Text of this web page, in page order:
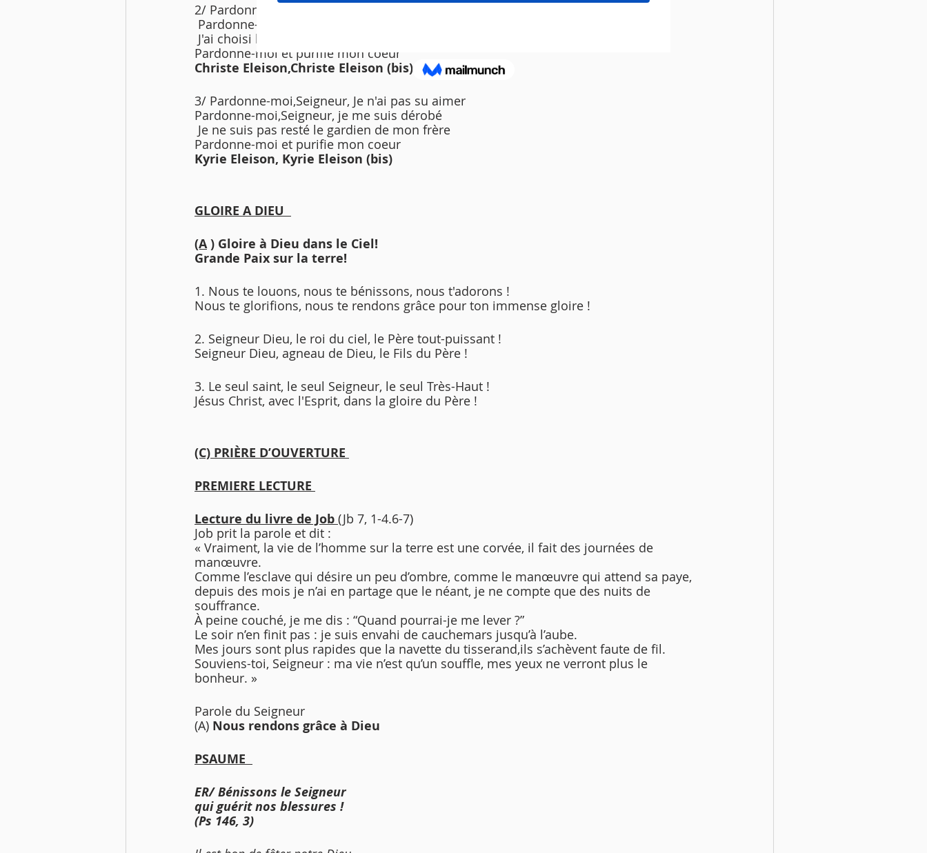
2/ Pardonne-moi,Seigneur, J'ai suivi d'autres dieu
Pardonne-moi,Seigneur, J'ai détourné les yeux
J'ai choisi loin de toi la richesse et l'honneur
Pardonne-moi et purifie mon coeur
Christe Eleison,Christe Eleison (bis)
3/ Pardonne-moi,Seigneur, Je n'ai pas su aimer
Pardonne-moi,Seigneur, je me suis dérobé
Je ne suis pas resté le gardien de mon frère
Pardonne-moi et purifie mon coeur
Kyrie Eleison, Kyrie Eleison (bis)
GLOIRE A DIEU
(A ) Gloire à Dieu dans le Ciel!
Grande Paix sur la terre!
1. Nous te louons, nous te bénissons, nous t'adorons !
Nous te glorifions, nous te rendons grâce pour ton immense gloire !
2. Seigneur Dieu, le roi du ciel, le Père tout-puissant !
Seigneur Dieu, agneau de Dieu, le Fils du Père !
3. Le seul saint, le seul Seigneur, le seul Très-Haut !
Jésus Christ, avec l'Esprit, dans la gloire du Père !
(C) PRIÈRE D’OUVERTURE
PREMIERE LECTURE
Lecture du livre de Job (Jb 7, 1-4.6-7)
Job prit la parole et dit :
« Vraiment, la vie de l’homme sur la terre est une corvée, il fait des journées de
manœuvre.
Comme l’esclave qui désire un peu d’ombre, comme le manœuvre qui attend sa paye,
depuis des mois je n’ai en partage que le néant, je ne compte que des nuits de
souffrance.
À peine couché, je me dis : “Quand pourrai-je me lever ?”
Le soir n’en finit pas : je suis envahi de cauchemars jusqu’à l’aube.
Mes jours sont plus rapides que la navette du tisserand,ils s’achèvent faute de fil.
Souviens-toi, Seigneur : ma vie n’est qu’un souffle, mes yeux ne verront plus le
bonheur. »
Parole du Seigneur
(A) Nous rendons grâce à Dieu
PSAUME
ER/ Bénissons le Seigneur
qui guérit nos blessures !
(Ps 146, 3)